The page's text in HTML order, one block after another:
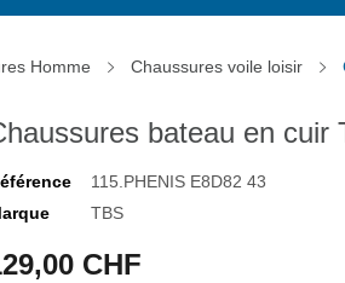
Homme Chaussures voile loisir
bateau en cuir
115.PHENIS E8D82 43
TBS
CHF